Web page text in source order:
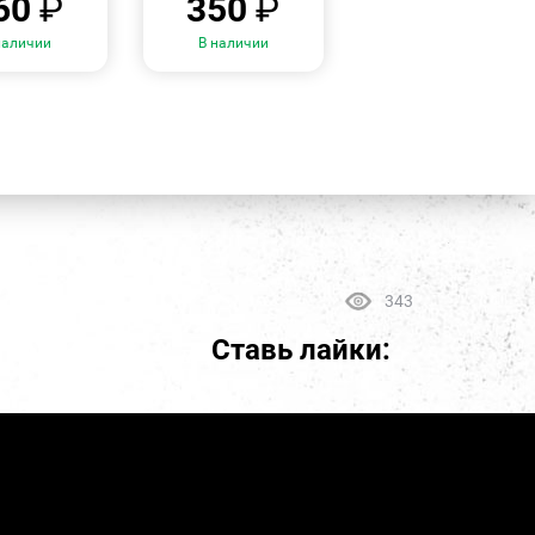
₽ 350₽
В наличии
343
Ставь лайки: